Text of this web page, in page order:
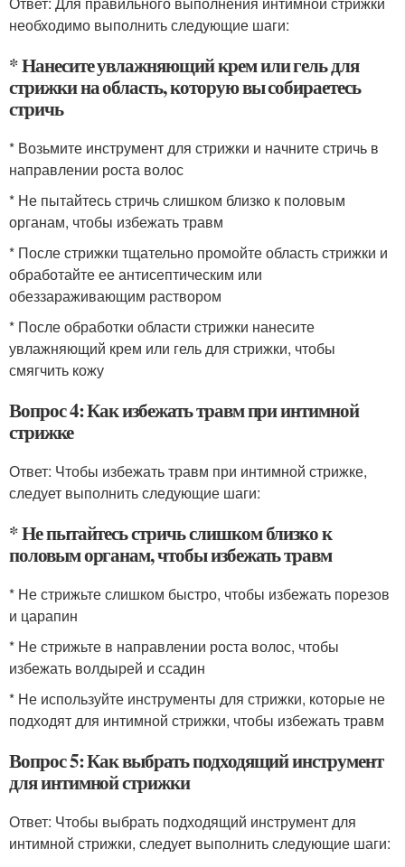
необходимо выполнить следующие шаги:
* Нанесите увлажняющий крем или гель для
стрижки на область, которую вы собираетесь
стричь
* Возьмите инструмент для стрижки и начните стричь в
направлении роста волос
* Не пытайтесь стричь слишком близко к половым
органам, чтобы избежать травм
* После стрижки тщательно промойте область стрижки и
обработайте ее антисептическим или
обеззараживающим раствором
* После обработки области стрижки нанесите
увлажняющий крем или гель для стрижки, чтобы
смягчить кожу
Вопрос 4: Как избежать травм при интимной
стрижке
Ответ: Чтобы избежать травм при интимной стрижке,
следует выполнить следующие шаги:
* Не пытайтесь стричь слишком близко к
половым органам, чтобы избежать травм
* Не стрижьте слишком быстро, чтобы избежать порезов
и царапин
* Не стрижьте в направлении роста волос, чтобы
избежать волдырей и ссадин
* Не используйте инструменты для стрижки, которые не
подходят для интимной стрижки, чтобы избежать травм
Вопрос 5: Как выбрать подходящий инструмент
для интимной стрижки
Ответ: Чтобы выбрать подходящий инструмент для
интимной стрижки, следует выполнить следующие шаги: